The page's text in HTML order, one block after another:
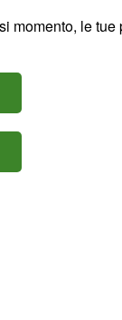
momento, le tue